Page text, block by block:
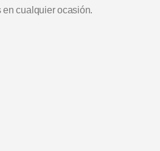
en cualquier ocasión.